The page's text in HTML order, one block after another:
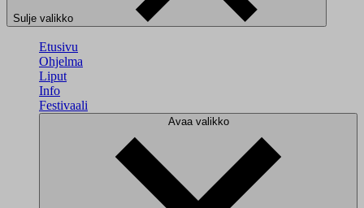
Sulje valikko
Etusivu
Ohjelma
Liput
Info
Festivaali
Avaa valikko